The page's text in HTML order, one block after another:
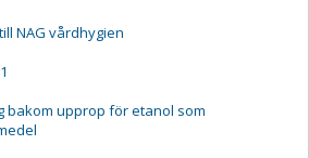
NAG vårdhygien
bakom upprop för etanol som